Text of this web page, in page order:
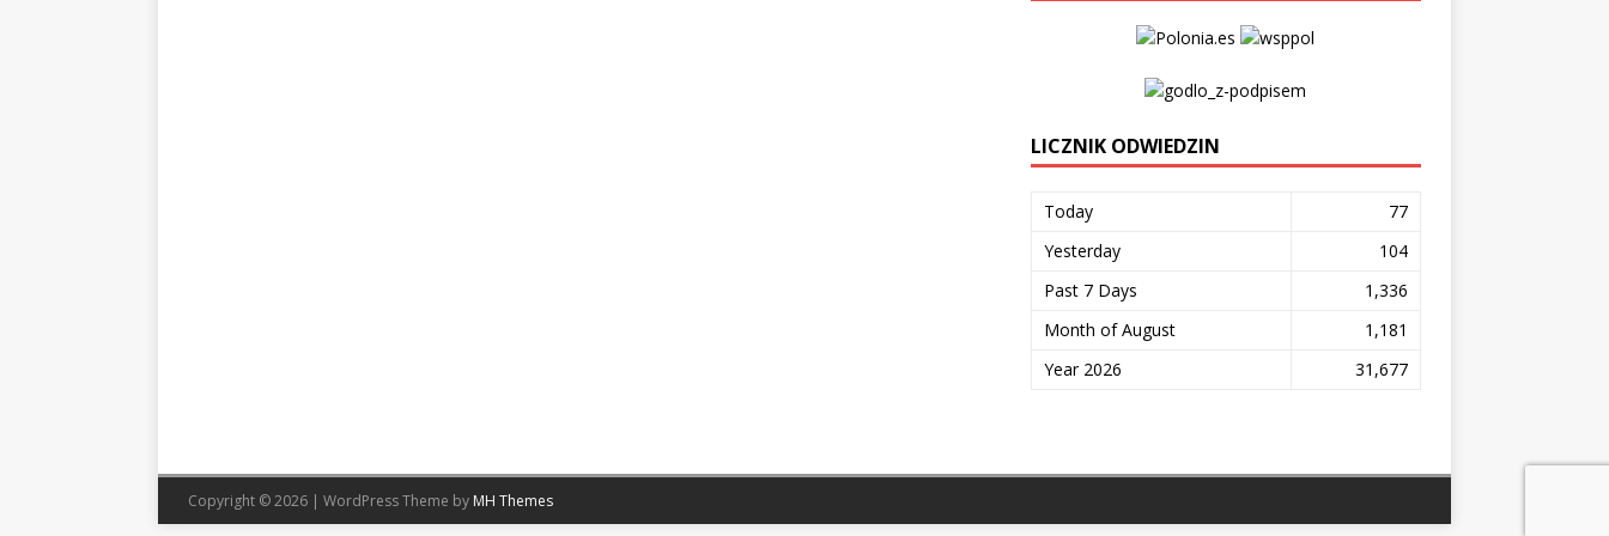
LICZNIK ODWIEDZIN
Today
77
Yesterday
104
Past 7 Days
1,336
Month of August
1,181
Year 2026
31,677
Copyright © 2026 | WordPress Theme by MH Themes